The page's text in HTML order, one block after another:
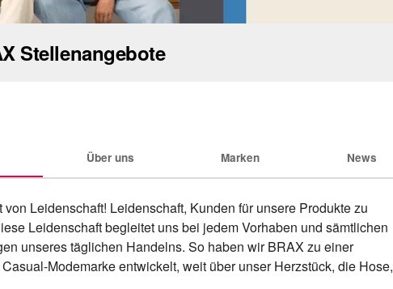
Stellenangebote
Über uns Marken News
von Leidenschaft! Leidenschaft, Kunden für unsere Produkte zu
Leidenschaft begleitet uns bei jedem Vorhaben und sämtlichen
unseres täglichen Handelns. So haben wir BRAX zu einer
Modemarke entwickelt, weit über unser Herzstück, die Hose,